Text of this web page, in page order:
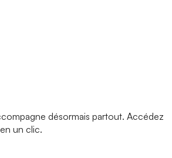
désormais partout. Accédez
un clic.